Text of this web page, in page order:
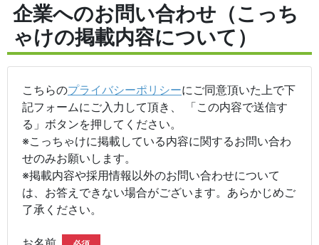
企業へのお問い合わせ（こっち
ゃけの掲載内容について）
こちらのプライバシーポリシーにご同意頂いた上で下
記フォームにご入力して頂き、 「この内容で送信す
る」ボタンを押してください。
※こっちゃけに掲載している内容に関するお問い合わ
せのみお願いします。
※掲載内容や採用情報以外のお問い合わせについて
は、お答えできない場合がございます。あらかじめご
了承ください。